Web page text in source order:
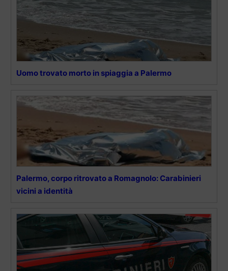
Uomo trovato morto in spiaggia a Palermo
Palermo, corpo ritrovato a Romagnolo: Carabinieri
vicini a identità